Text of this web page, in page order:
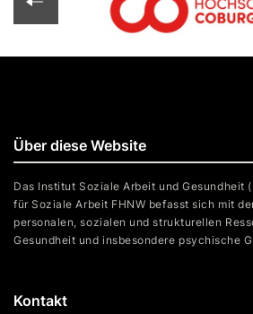
Kontakt
Über diese Website
Das Institut Soziale Arbeit und Gesundheit
für Soziale Arbeit FHNW befasst sich mit
personalen, sozialen und strukturellen
Gesundheit und insbesondere psychische